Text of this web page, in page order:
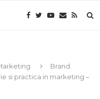
Brand.
si practica in marketing –